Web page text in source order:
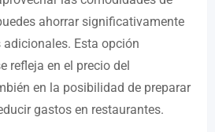
ahorrar significativamente
Esta opción
refleja en el precio del
en la posibilidad de preparar
gastos en restaurantes.